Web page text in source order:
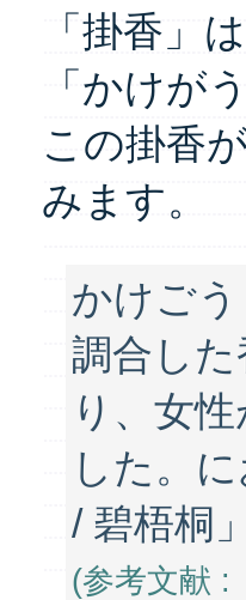
「掛香」
「かけが
この掛香
みます。
かけご
調合し
り、女
した。
/ 碧梧桐」
(参考文献 :